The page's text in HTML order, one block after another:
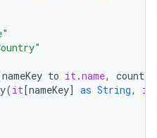
nameKey to it .name,
(it[nameKey] as String, it